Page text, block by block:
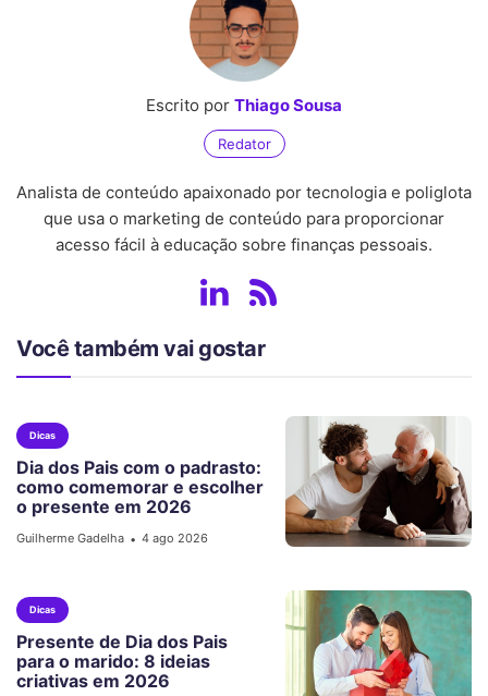
Escrito por Thiago Sousa
Redator
Analista de conteúdo apaixonado por tecnologia e poliglota
que usa o marketing de conteúdo para proporcionar
acesso fácil à educação sobre finanças pessoais.
Você também vai gostar
Dicas
Dia dos Pais com o padrasto:
como comemorar e escolher
o presente em 2026
Guilherme Gadelha • 4 ago 2026
Dicas
Presente de Dia dos Pais
para o marido: 8 ideias
criativas em 2026